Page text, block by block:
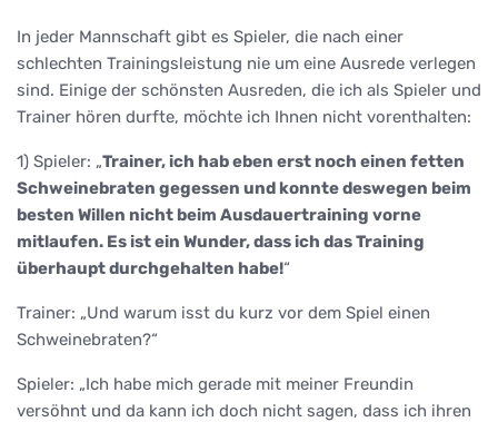
In jeder Mannschaft gibt es Spieler, die nach einer
schlechten Trainingsleistung nie um eine Ausrede verlegen
sind. Einige der schönsten Ausreden, die ich als Spieler und
Trainer hören durfte, möchte ich Ihnen nicht vorenthalten:
1) Spieler: „Trainer, ich hab eben erst noch einen fetten
Schweinebraten gegessen und konnte deswegen beim
besten Willen nicht beim Ausdauertraining vorne
mitlaufen. Es ist ein Wunder, dass ich das Training
überhaupt durchgehalten habe!“
Trainer: „Und warum isst du kurz vor dem Spiel einen
Schweinebraten?“
Spieler: „Ich habe mich gerade mit meiner Freundin
versöhnt und da kann ich doch nicht sagen, dass ich ihren